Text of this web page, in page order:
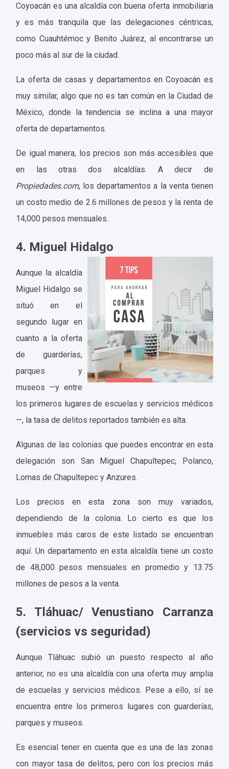
Coyoacán es una alcaldía con buena oferta inmobiliaria
y es más tranquila que las delegaciones céntricas,
como Cuauhtémoc y Benito Juárez, al encontrarse un
poco más al sur de la ciudad.
La oferta de casas y departamentos en Coyoacán es
muy similar, algo que no es tan común en la Ciudad de
México, donde la tendencia se inclina a una mayor
oferta de departamentos.
De igual manera, los precios son más accesibles que
en las otras dos alcaldías. A decir de
Propiedades.com, los departamentos a la venta tienen
un costo medio de 2.6 millones de pesos y la renta de
14,000 pesos mensuales.
4. Miguel Hidalgo
Aunque la alcaldía
Miguel Hidalgo se
situó en el
segundo lugar en
cuanto a la oferta
de guarderías,
parques y
museos —y entre
los primeros lugares de escuelas y servicios médicos
—, la tasa de delitos reportados también es alta.
Algunas de las colonias que puedes encontrar en esta
delegación son San Miguel Chapultepec, Polanco,
Lomas de Chapultepec y Anzures.
Los precios en esta zona son muy variados,
dependiendo de la colonia. Lo cierto es que los
inmuebles más caros de este listado se encuentran
aquí. Un departamento en esta alcaldía tiene un costo
de 48,000 pesos mensuales en promedio y 13.75
millones de pesos a la venta.
5. Tláhuac/ Venustiano Carranza
(servicios vs seguridad)
Aunque Tláhuac subió un puesto respecto al año
anterior, no es una alcaldía con una oferta muy amplia
de escuelas y servicios médicos. Pese a ello, sí se
encuentra entre los primeros lugares con guarderías,
parques y museos.
Es esencial tener en cuenta que es una de las zonas
con mayor tasa de delitos, pero con los precios más